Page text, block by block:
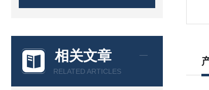
相关文章
RELATED ARTICLES